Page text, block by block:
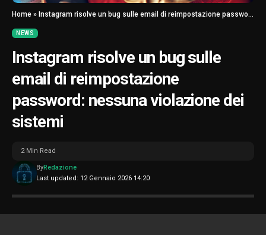
Home » Instagram risolve un bug sulle email di reimpostazione password: nessuna violazione dei sistemi
NEWS
Instagram risolve un bug sulle
email di reimpostazione
password: nessuna violazione dei
sistemi
Last updated: 12 Gennaio 2026 14:20
ByRedazione
2 Min Read